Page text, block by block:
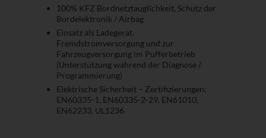
100% KFZ Bordnetztauglichkeit, Schutz der
Bordelektronik / Airbag
Einsatz als Ladegerät,
Fremdstromversorgung und zur
Fahrzeugversorgung im Pufferbetrieb
(Unterstützung während der Diagnose /
Programmierung)
Elektrische Sicherheit – Zertifizierungen:
EN60335-1, EN60335-2-29, EN61010,
EN62233, UL1236